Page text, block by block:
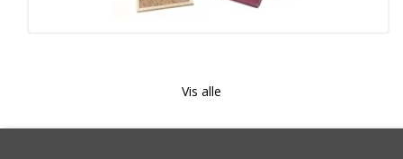
Rørfolie
Vis alle